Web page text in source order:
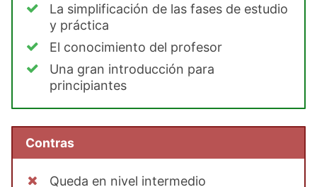
La simplificación de las fases de estudio
y práctica
El conocimiento del profesor
Una gran introducción para
principiantes
Contras
Queda en nivel intermedio